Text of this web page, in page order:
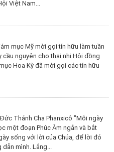
Việt Nam...
mục Mỹ mời gọi tín hữu làm tuần
cầu nguyện cho thai nhi Hội đồng
Hoa Kỳ đã mời gọi các tín hữu
Thánh Cha Phanxicô "Mỗi ngày
một đoạn Phúc Âm ngắn và bắt
sống với lời của Chúa, để lời đó
dẫn mình. Lắng...